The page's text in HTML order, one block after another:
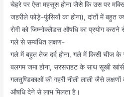
चेहरे पर ऐसा महसूस होना जैसे कि उस पर
जहरीले फोड़े-फुंसियों का होना), दांतों में बहुत
रोगी को जिम्नोक्लैडस औषधि का प्रयोग कराने
गले से सम्बंधित लक्षण-
गले में बहुत तेज दर्द होना, गले में किसी चीज के
बलगम जमा होना, सरसराहट के साथ सूखी
गलतुण्डिकाओं की गहरी नीली लाली जैसे
औषधि देने से लाभ मिलता है।